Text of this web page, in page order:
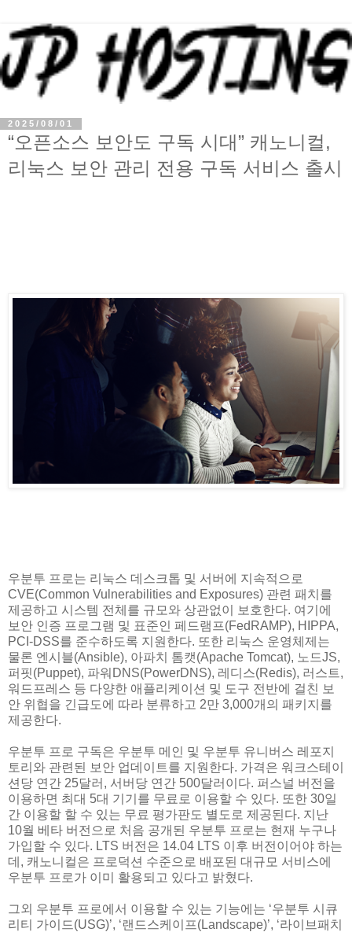
2025/08/01
“오픈소스 보안도 구독 시대” 캐노니컬,
리눅스 보안 관리 전용 구독 서비스 출시
우분투 프로는 리눅스 데스크톱 및 서버에 지속적으로
CVE(Common Vulnerabilities and Exposures) 관련 패치를
제공하고 시스템 전체를 규모와 상관없이 보호한다. 여기에
보안 인증 프로그램 및 표준인 페드램프(FedRAMP), HIPPA,
PCI-DSS를 준수하도록 지원한다. 또한 리눅스 운영체제는
물론 엔시블(Ansible), 아파치 톰캣(Apache Tomcat), 노드JS,
퍼핏(Puppet), 파워DNS(PowerDNS), 레디스(Redis), 러스트,
워드프레스 등 다양한 애플리케이션 및 도구 전반에 걸친 보
안 위협을 긴급도에 따라 분류하고 2만 3,000개의 패키지를
제공한다.
우분투 프로 구독은 우분투 메인 및 우분투 유니버스 레포지
토리와 관련된 보안 업데이트를 지원한다. 가격은 워크스테이
션당 연간 25달러, 서버당 연간 500달러이다. 퍼스널 버전을
이용하면 최대 5대 기기를 무료로 이용할 수 있다. 또한 30일
간 이용할 할 수 있는 무료 평가판도 별도로 제공된다. 지난
10월 베타 버전으로 처음 공개된 우분투 프로는 현재 누구나
가입할 수 있다. LTS 버전은 14.04 LTS 이후 버전이어야 하는
데, 캐노니컬은 프로덕션 수준으로 배포된 대규모 서비스에
우분투 프로가 이미 활용되고 있다고 밝혔다.
그외 우분투 프로에서 이용할 수 있는 기능에는 ‘우분투 시큐
리티 가이드(USG)’, ‘랜드스케이프(Landscape)’, ‘라이브패치